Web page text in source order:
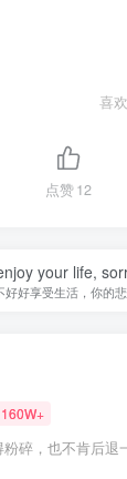
喜
点赞12
your life,
好好享受生活，你的
160W+
碎，也不肯后退